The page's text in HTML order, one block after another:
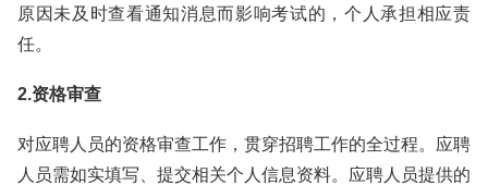
原因未及时查看通知消息而影响考试的，个人承担相应责
任。
2.资格审查
对应聘人员的资格审查工作，贯穿招聘工作的全过程。应聘
人员需如实填写、提交相关个人信息资料。应聘人员提供的